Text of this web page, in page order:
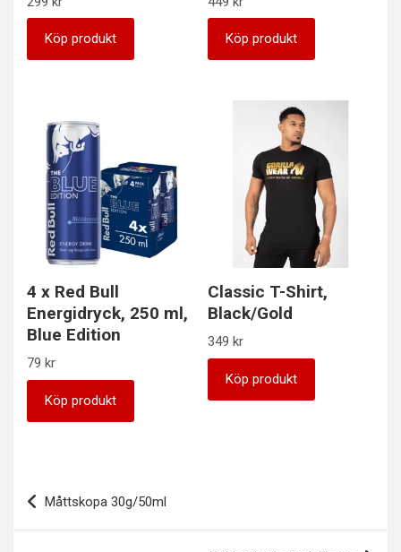
Köp produkt Köp produkt
4 x Red Bull
Energidryck, 250 ml,
Blue Edition
79 kr
Köp produkt
Classic T-Shirt,
Black/Gold
349 kr
Köp produkt
Inläggsnavigering
Måttskopa 30g/50ml